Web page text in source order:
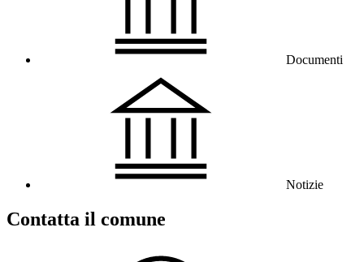
Documenti
Notizie
Contatta il comune